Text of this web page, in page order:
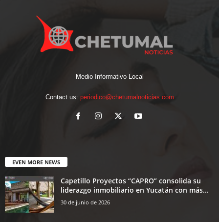
Medio Informativo Local
Contact us: periodico@chetumalnoticias.com
EVEN MORE NEWS
Capetillo Proyectos “CAPRO” consolida su
liderazgo inmobiliario en Yucatán con más...
30 de junio de 2026